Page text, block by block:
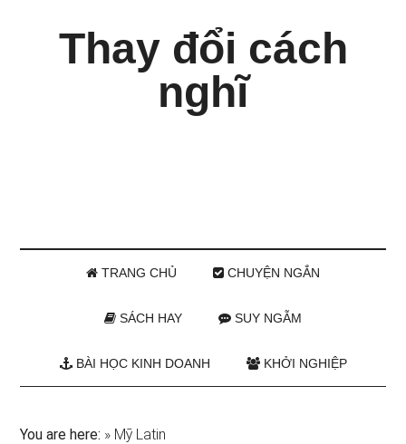
Thay đổi cách
nghĩ
TRANG CHỦ CHUYỆN NGẮN
SÁCH HAY SUY NGẪM
BÀI HỌC KINH DOANH KHỞI NGHIỆP
You are here: » Mỹ Latin